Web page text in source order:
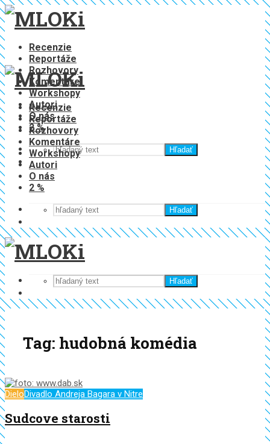
Recenzie
Reportáže
Rozhovory
Komentáre
Workshopy
Autori
O nás
2 %
Hľadať
Recenzie
Reportáže
Rozhovory
Komentáre
Workshopy
Autori
O nás
2 %
Hľadať
Hľadať
Tag: hudobná komédia
DieloDivadlo Andreja Bagara v Nitre
Sudcove starosti